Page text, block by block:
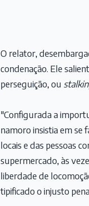
O relator,
condenação. Ele
perseguição, ou
"Configurada a
namoro insistia em se
locais e das pessoas
supermercado, às
liberdade de
tipificado o injusto